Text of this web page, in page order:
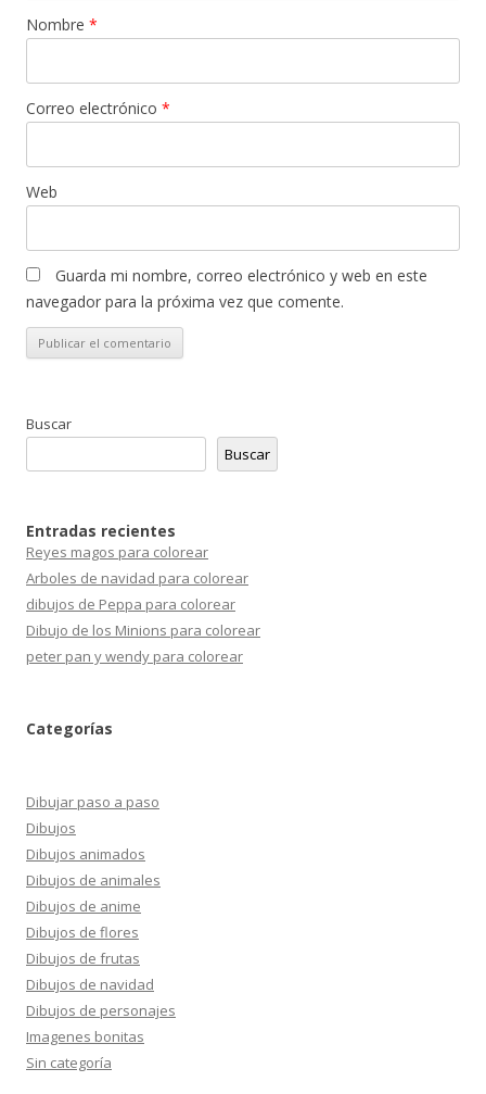
Nombre *
Correo electrónico *
Web
Guarda mi nombre, correo electrónico y web en este
navegador para la próxima vez que comente.
Buscar
Buscar
Entradas recientes
Reyes magos para colorear
Arboles de navidad para colorear
dibujos de Peppa para colorear
Dibujo de los Minions para colorear
peter pan y wendy para colorear
Categorías
Dibujar paso a paso
Dibujos
Dibujos animados
Dibujos de animales
Dibujos de anime
Dibujos de flores
Dibujos de frutas
Dibujos de navidad
Dibujos de personajes
Imagenes bonitas
Sin categoría